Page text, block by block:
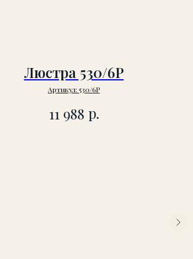
Люстра 530/6P
Артикул: 530/6P
11 988 р.